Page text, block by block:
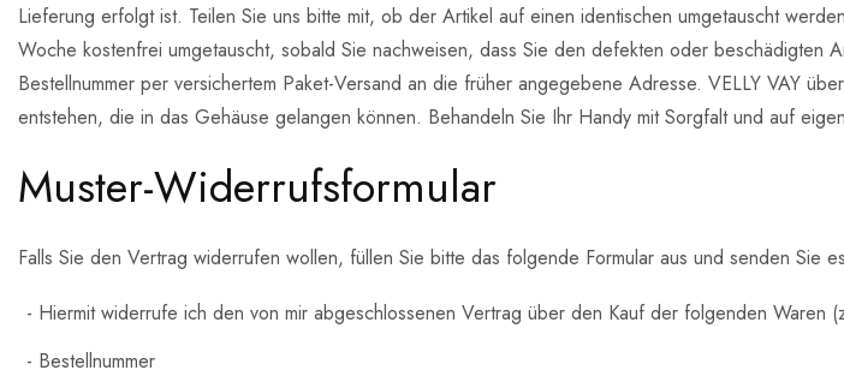
Lieferung erfolgt ist. Teilen Sie uns bitte mit, ob der Artikel auf einen identischen umgetauscht
Woche kostenfrei umgetauscht, sobald Sie nachweisen, dass Sie den defekten oder
Bestellnummer per versichertem Paket-Versand an die früher angegebene Adresse. VELLY VAY
entstehen, die in das Gehäuse gelangen können. Behandeln Sie Ihr Handy mit Sorgfalt und auf
Muster-Widerrufsformular
Falls Sie den Vertrag widerrufen wollen, füllen Sie bitte das folgende Formular aus und senden Sie
Hiermit widerrufe ich den von mir abgeschlossenen Vertrag über den Kauf der folgenden Waren
Bestellnummer